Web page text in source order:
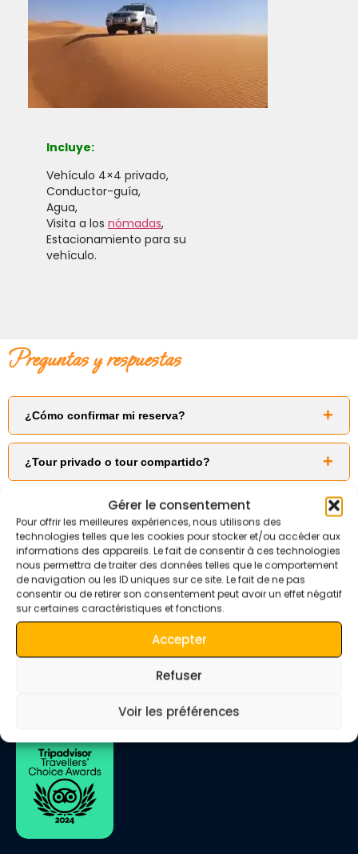
Gérer le consentement
Pour offrir les meilleures expériences, nous utilisons des
technologies telles que les cookies pour stocker et/ou accéder aux
informations des appareils. Le fait de consentir à ces technologies
nous permettra de traiter des données telles que le comportement
de navigation ou les ID uniques sur ce site. Le fait de ne pas
consentir ou de retirer son consentement peut avoir un effet négatif
sur certaines caractéristiques et fonctions.
Accepter
Refuser
Voir les préférences
Incluye:
Vehículo 4×4 privado,
Conductor-guía,
Agua,
Visita a los nómadas,
Estacionamiento para su
vehículo.
preguntas y respuestas
¿Cómo confirmar mi reserva?
Se requiere undepósito del 30% vía PayPal.
¿Tour privado o tour compartido?
También hay tours compartidos en pequeños grupos
disponibles bajo solicitud.
¿Cuántos idiomas hablan nuestros guías?
Árabe (nativo)
Francés (fluido)
Bereber (nativo)
Inglés (fluido)
Español (fluido)
Italiano (bueno)
¿Cómo encontrarse con nuestro conductor-guía?
Recogida desde su hotel o desde un punto de encuentro
enviado por email.
Contacto e información
www.quietmerzougadesert.com
WhatsApp: +212 673 680 712
Opiniones en Tripadvisor